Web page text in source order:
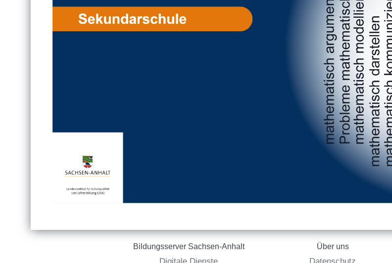
Bildungsserver Sachsen-Anhalt
Digitale Dienste
Über uns
Datenschutz